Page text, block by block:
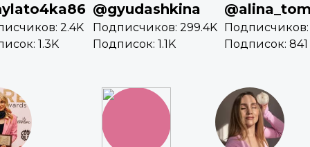
2.4K
1.3K
@gyudashkina
Подписчиков: 299.4K
Подписок: 1.1K
Подписчиков:
Подписок: 841